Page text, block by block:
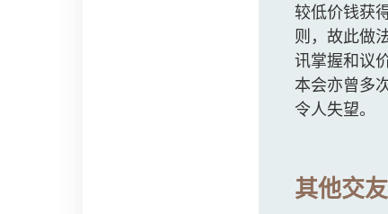
较低价钱获
则，故此做
讯掌握和议
本会亦曾多
令人失望。
其他交